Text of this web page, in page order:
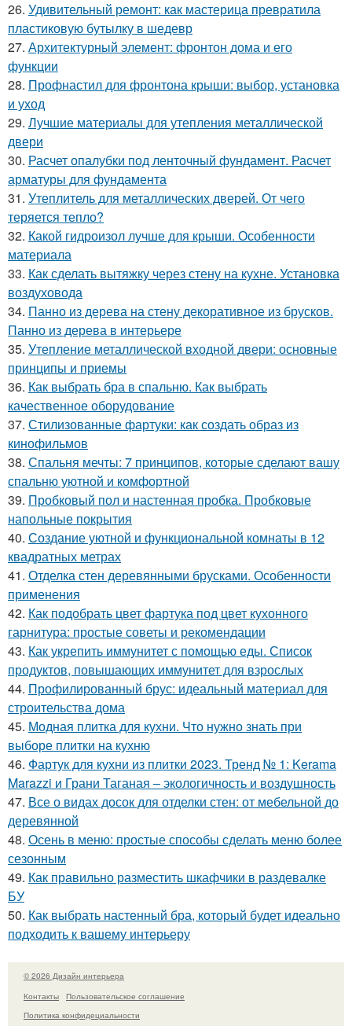
26. Удивительный ремонт: как мастерица превратила
пластиковую бутылку в шедевр
27. Архитектурный элемент: фронтон дома и его
функции
28. Профнастил для фронтона крыши: выбор, установка
и уход
29. Лучшие материалы для утепления металлической
двери
30. Расчет опалубки под ленточный фундамент. Расчет
арматуры для фундамента
31. Утеплитель для металлических дверей. От чего
теряется тепло?
32. Какой гидроизол лучше для крыши. Особенности
материала
33. Как сделать вытяжку через стену на кухне. Установка
воздуховода
34. Панно из дерева на стену декоративное из брусков.
Панно из дерева в интерьере
35. Утепление металлической входной двери: основные
принципы и приемы
36. Как выбрать бра в спальню. Как выбрать
качественное оборудование
37. Стилизованные фартуки: как создать образ из
кинофильмов
38. Спальня мечты: 7 принципов, которые сделают вашу
спальню уютной и комфортной
39. Пробковый пол и настенная пробка. Пробковые
напольные покрытия
40. Создание уютной и функциональной комнаты в 12
квадратных метрах
41. Отделка стен деревянными брусками. Особенности
применения
42. Как подобрать цвет фартука под цвет кухонного
гарнитура: простые советы и рекомендации
43. Как укрепить иммунитет с помощью еды. Список
продуктов, повышающих иммунитет для взрослых
44. Профилированный брус: идеальный материал для
строительства дома
45. Модная плитка для кухни. Что нужно знать при
выборе плитки на кухню
46. Фартук для кухни из плитки 2023. Тренд № 1: Kerama
Marazzi и Грани Таганая – экологичность и воздушность
47. Все о видах досок для отделки стен: от мебельной до
деревянной
48. Осень в меню: простые способы сделать меню более
сезонным
49. Как правильно разместить шкафчики в раздевалке
БУ
50. Как выбрать настенный бра, который будет идеально
подходить к вашему интерьеру
© 2026 Дизайн интерьера
Контакты
Пользовательское соглашение
Политика конфидециальности